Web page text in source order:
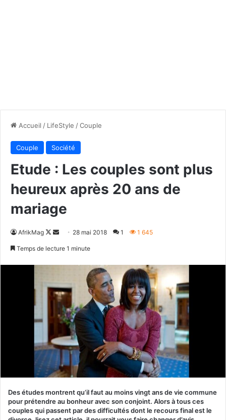
Accueil / LifeStyle /Couple
Couple Société
Etude : Les couples sont plus
heureux après 20 ans de
mariage
AfrikMag
Follow
Envoyer28 mai 2018 1 1 645
Temps de lecture 1 minute
Des études montrent qu’il faut au moins vingt ans de vie commune
pour prétendre au bonheur avec son conjoint. Alors à tous ces
couples qui passent par des difficultés dont le recours final est le